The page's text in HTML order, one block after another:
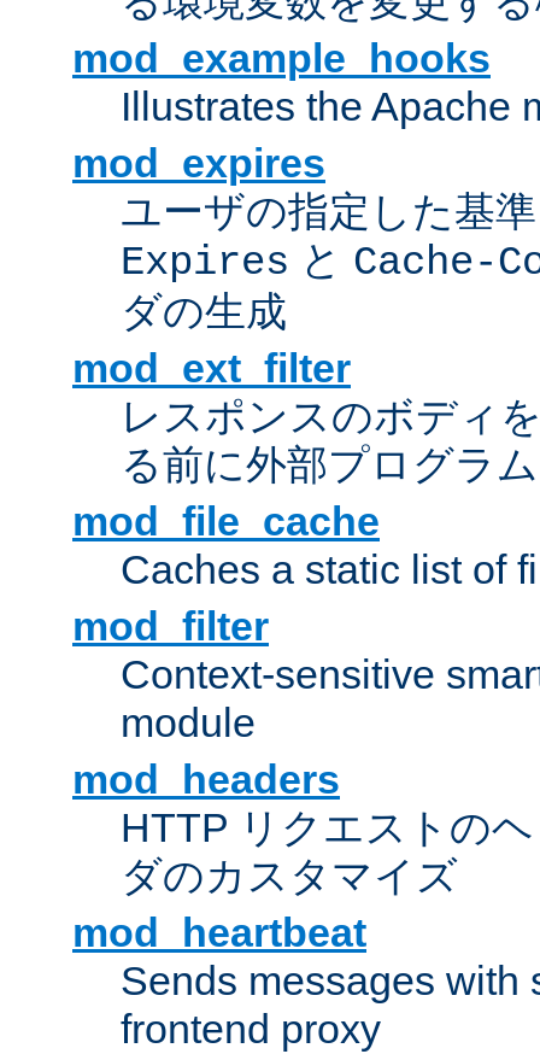
mod_example_hooks
Illustrates the Apache
mod_expires
ユーザの指定した基
Expires と Cache-
ダの生成
mod_ext_filter
レスポンスのボディ
る前に外部プログラ
mod_file_cache
Caches a static list of
mod_filter
Context-sensitive
module
mod_headers
HTTP リクエストの
ダのカスタマイズ
mod_heartbeat
Sends messages with
frontend proxy